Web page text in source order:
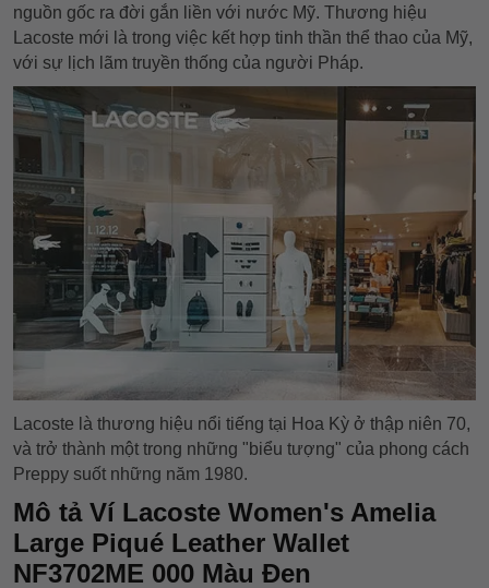
nguồn gốc ra đời gắn liền với nước Mỹ. Thương hiệu
Lacoste mới là trong việc kết hợp tinh thần thể thao của Mỹ,
với sự lịch lãm truyền thống của người Pháp.
Lacoste là thương hiệu nổi tiếng tại Hoa Kỳ ở thập niên 70,
và trở thành một trong những "biểu tượng" của phong cách
Preppy suốt những năm 1980.
Mô tả Ví Lacoste Women's Amelia
Large Piqué Leather Wallet
NF3702ME 000 Màu Đen